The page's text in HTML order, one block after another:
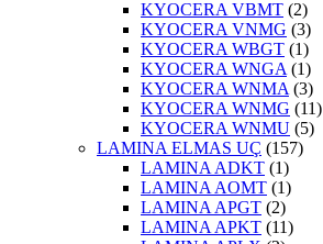
KYOCERA VBMT (2)
KYOCERA VNMG (3)
KYOCERA WBGT (1)
KYOCERA WNGA (1)
KYOCERA WNMA (3)
KYOCERA WNMG (11)
KYOCERA WNMU (5)
LAMINA ELMAS UÇ (157)
LAMINA ADKT (1)
LAMINA AOMT (1)
LAMINA APGT (2)
LAMINA APKT (11)